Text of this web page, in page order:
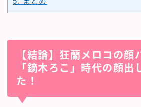
【結論】狂蘭メロコの顔
「鏑木ろこ」時代の顔出
た！